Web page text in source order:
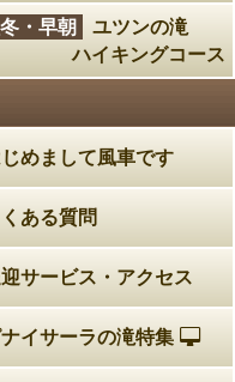
・早朝
ユツンの滝
ハイキングコース
めまして風車です
ある質問
サービス・アクセス
ナイサーラの滝特集